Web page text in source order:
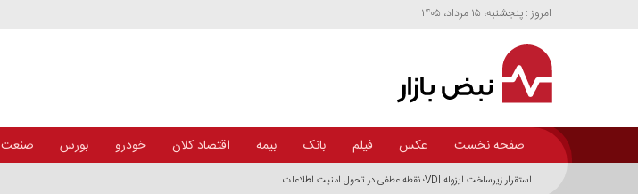
امروز : پنجشنبه، ۱۵ مرداد، ۱۴۰۵
صفحه نخست عکس فیلم بانک بیمه اقتصاد کلان خودرو بورس صنعت
استقرار زیرساخت ایزوله VDI؛ نقطه عطفی در تحول امنیت اطلاعات